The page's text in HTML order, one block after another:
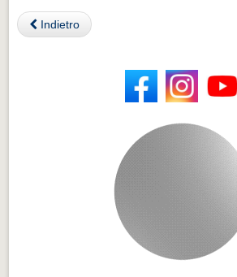
Indietro